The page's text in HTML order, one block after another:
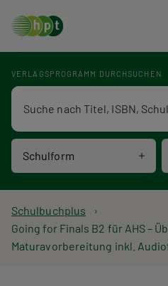
VERLAGSPROGRAMM DURCHSUCHEN
Schulform
Verlagsprogramm Volltextsuche
P
f
Schulbuchplus
Going for Finals B2 für AHS –
Maturavorbereitung inkl.